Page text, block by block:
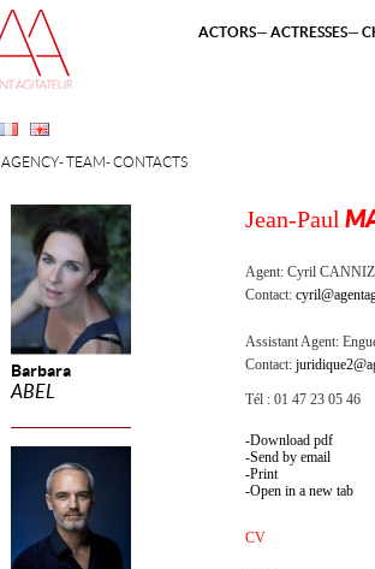
Barbara
ABEL
AGENCY TEAM CONTACTS
ACTORS ACTRESSES
Jean-Paul
Agent: Cyril
Contact:
Assistant Agent:
Contact:
Tél : 01 47 23 05 46
Download pdf
Send by email
Print
Open in a new tab
CV